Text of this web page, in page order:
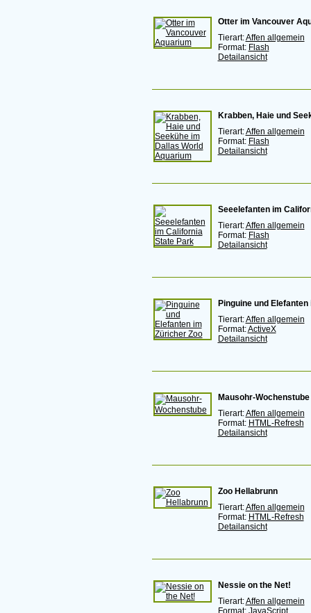
Otter im Vancouver
Tierart:Affen allgemein
Format: Flash
Detailansicht
Krabben, Haie und
Tierart:Affen allgemein
Format: Flash
Detailansicht
Seeelefanten im
Tierart:Affen allgemein
Format: Flash
Detailansicht
Pinguine und
Tierart:Affen allgemein
Format:ActiveX
Detailansicht
Mausohr-Wochenstube
Tierart:Affen allgemein
Format: HTML-Refresh
Detailansicht
Zoo Hellabrunn
Tierart:Affen allgemein
Format: HTML-Refresh
Detailansicht
Nessie on the Net!
Tierart:Affen allgemein
Format: JavaScript